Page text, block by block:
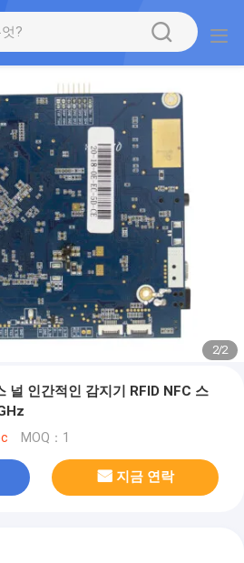
2/2
널 인간적인 감지기 RFID NFC 스
MOQ：1
지금 연락